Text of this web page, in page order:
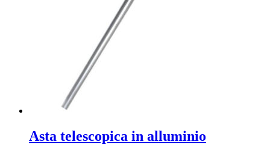
Asta telescopica in alluminio